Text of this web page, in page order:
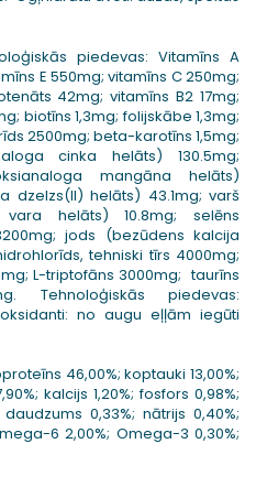
piedevas: Vitamīns A
E 550mg; vitamīns C 250mg;
42mg; vitamīns B2 17mg;
biotīns 1,3mg; folijskābe 1,3mg;
2500mg; beta-karotīns 1,5mg;
cinka helāts) 130.5mg;
mangāna helāts)
dzelzs(II) helāts) 43.1mg; varš
vara helāts) 10.8mg; selēns
jods (bezūdens kalcija
tehniski tīrs 4000mg;
L-triptofāns 3000mg; taurīns
Tehnoloģiskās piedevas:
no augu eļļām iegūti
46,00%; koptauki 13,00%;
kalcijs 1,20%; fosfors 0,98%;
0,33%; nātrijs 0,40%;
6 2,00%; Omega-3 0,30%;